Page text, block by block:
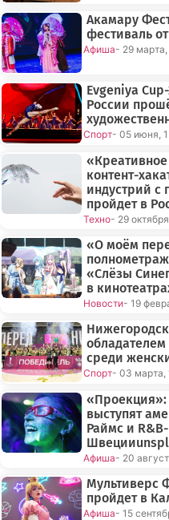
Акамару
фестиваль
Афиша- 29
Evgeniya
России
Спорт- 05 июня,
контент-
индустрий с
пройдет в
Техно- 29
«О моём
«Слёзы
в
Новости- 19
среди
Спорт- 03 марта,
«Проекция»:
выступят
Раймс и
Афиша- 20
Мультиверс
пройдет в
Афиша- 15